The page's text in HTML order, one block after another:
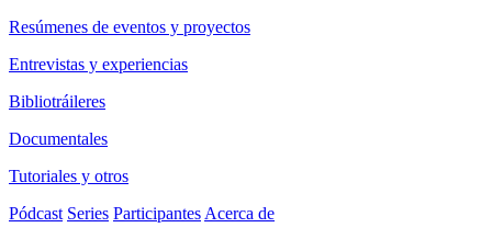
Resúmenes de eventos y proyectos
Entrevistas y experiencias
Bibliotráileres
Documentales
Tutoriales y otros
Pódcast Series Participantes Acerca de